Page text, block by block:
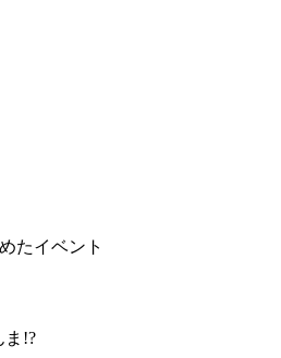
たイベント
ま!?